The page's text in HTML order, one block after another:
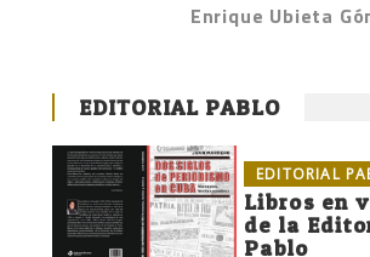
Enrique Ubieta
EDITORIAL PABLO
EDITORIAL
Libros en
de la
Pablo